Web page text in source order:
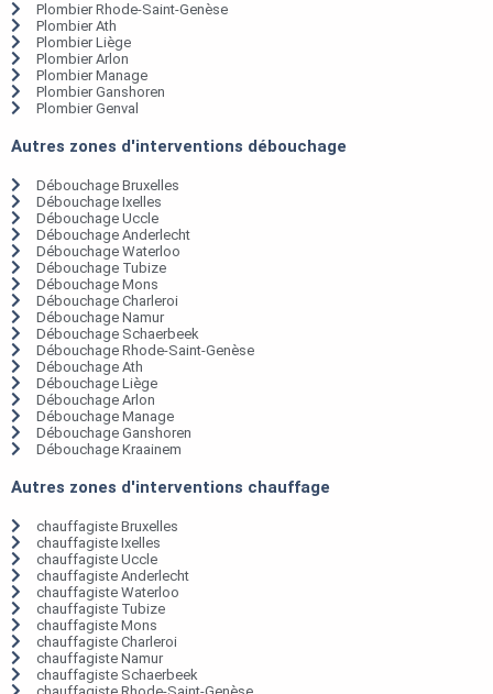
Plombier Rhode-Saint-Genèse
Plombier Ath
Plombier Liège
Plombier Arlon
Plombier Manage
Plombier Ganshoren
Plombier Genval
Autres zones d'interventions débouchage
Débouchage Bruxelles
Débouchage Ixelles
Débouchage Uccle
Débouchage Anderlecht
Débouchage Waterloo
Débouchage Tubize
Débouchage Mons
Débouchage Charleroi
Débouchage Namur
Débouchage Schaerbeek
Débouchage Rhode-Saint-Genèse
Débouchage Ath
Débouchage Liège
Débouchage Arlon
Débouchage Manage
Débouchage Ganshoren
Débouchage Kraainem
Autres zones d'interventions chauffage
chauffagiste Bruxelles
chauffagiste Ixelles
chauffagiste Uccle
chauffagiste Anderlecht
chauffagiste Waterloo
chauffagiste Tubize
chauffagiste Mons
chauffagiste Charleroi
chauffagiste Namur
chauffagiste Schaerbeek